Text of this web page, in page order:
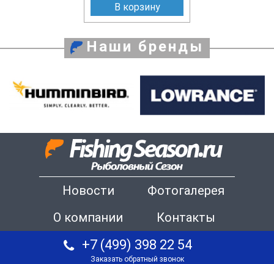
В корзину
Наши бренды
Новости
Фотогалерея
О компании
Контакты
+7 (499) 398 22 54
Заказать обратный звонок